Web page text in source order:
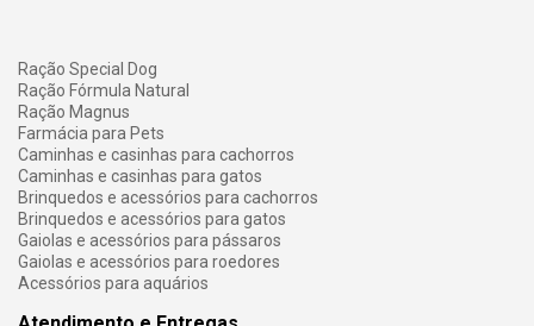
Ração Special Dog
Ração Fórmula Natural
Ração Magnus
Farmácia para Pets
Caminhas e casinhas para cachorros
Caminhas e casinhas para gatos
Brinquedos e acessórios para cachorros
Brinquedos e acessórios para gatos
Gaiolas e acessórios para pássaros
Gaiolas e acessórios para roedores
Acessórios para aquários